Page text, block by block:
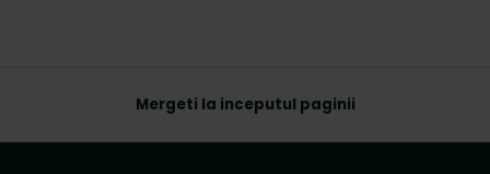
Mergeti la inceputul paginii